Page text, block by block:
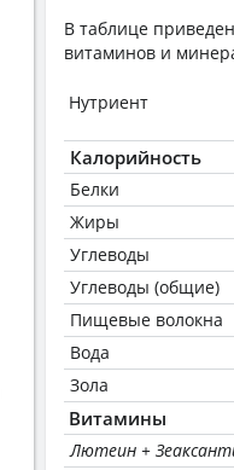
В таблице
витаминов и
Нутриент
Калорийность
Белки
Жиры
Углеводы
Углеводы (общие)
Пищевые волокна
Вода
Зола
Витамины
Лютеин +